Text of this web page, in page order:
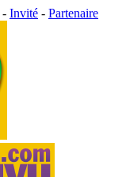
- Invité - Partenaire